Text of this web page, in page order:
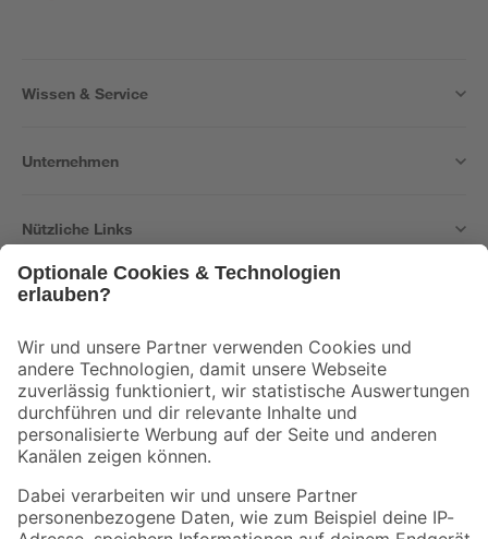
Wissen & Service
Unternehmen
Nützliche Links
Der toom Newsletter: Keine Angebote und Aktionen mehr verpassen!
Zur Newsletter Anmeldung
Folge uns